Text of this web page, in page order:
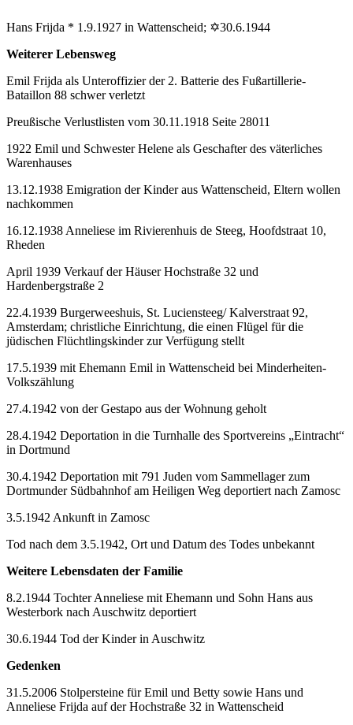
Hans Frijda * 1.9.1927 in Wattenscheid; ✡30.6.1944
Weiterer Lebensweg
Emil Frijda als Unteroffizier der 2. Batterie des Fußartillerie-
Bataillon 88 schwer verletzt
Preußische Verlustlisten vom 30.11.1918 Seite 28011
1922 Emil und Schwester Helene als Geschafter des väterliches
Warenhauses
13.12.1938 Emigration der Kinder aus Wattenscheid, Eltern wollen
nachkommen
16.12.1938 Anneliese im Rivierenhuis de Steeg, Hoofdstraat 10,
Rheden
April 1939 Verkauf der Häuser Hochstraße 32 und
Hardenbergstraße 2
22.4.1939 Burgerweeshuis, St. Luciensteeg/ Kalverstraat 92,
Amsterdam; christliche Einrichtung, die einen Flügel für die
jüdischen Flüchtlingskinder zur Verfügung stellt
17.5.1939 mit Ehemann Emil in Wattenscheid bei Minderheiten-
Volkszählung
27.4.1942 von der Gestapo aus der Wohnung geholt
28.4.1942 Deportation in die Turnhalle des Sportvereins „Eintracht“
in Dortmund
30.4.1942 Deportation mit 791 Juden vom Sammellager zum
Dortmunder Südbahnhof am Heiligen Weg deportiert nach Zamosc
3.5.1942 Ankunft in Zamosc
Tod nach dem 3.5.1942, Ort und Datum des Todes unbekannt
Weitere Lebensdaten der Familie
8.2.1944 Tochter Anneliese mit Ehemann und Sohn Hans aus
Westerbork nach Auschwitz deportiert
30.6.1944 Tod der Kinder in Auschwitz
Gedenken
31.5.2006 Stolpersteine für Emil und Betty sowie Hans und
Anneliese Frijda auf der Hochstraße 32 in Wattenscheid